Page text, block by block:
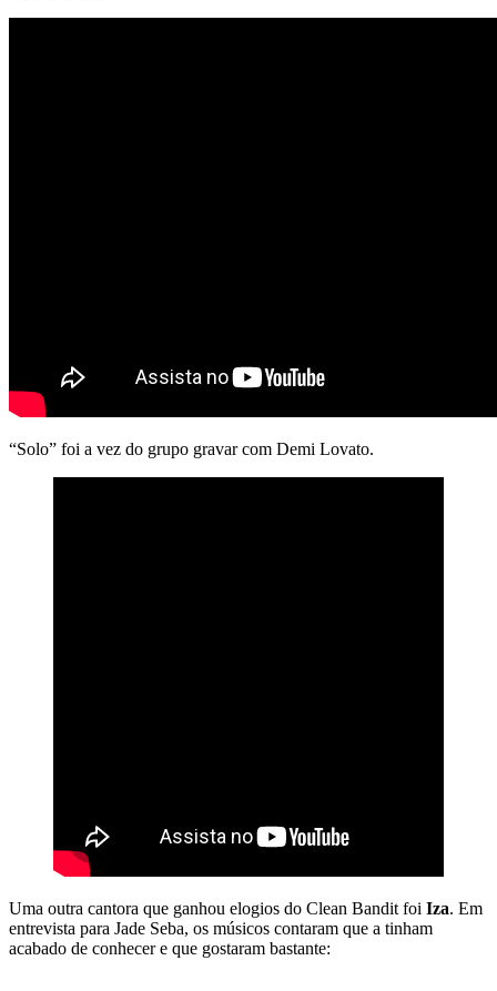
“Solo” foi a vez do grupo gravar com Demi Lovato.
Uma outra cantora que ganhou elogios do Clean Bandit foi Iza. Em
entrevista para Jade Seba, os músicos contaram que a tinham
acabado de conhecer e que gostaram bastante: